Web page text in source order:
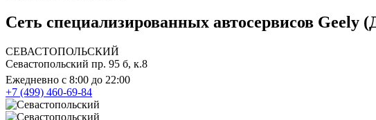
Сеть специализированных автосервисов Geely
СЕВАСТОПОЛЬСКИЙ
Севастопольский пр. 95 б, к.8
Ежедневно с 8:00 до 22:00
+7 (499) 460-69-84